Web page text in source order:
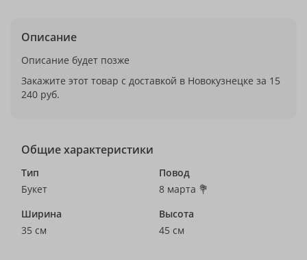
Описание
Описание будет позже
Закажите этот товар с доставкой в Новокузнецке за 15
240 руб.
Общие характеристики
Тип
Букет
Повод
8 марта 💐
Ширина
35 см
Высота
45 см